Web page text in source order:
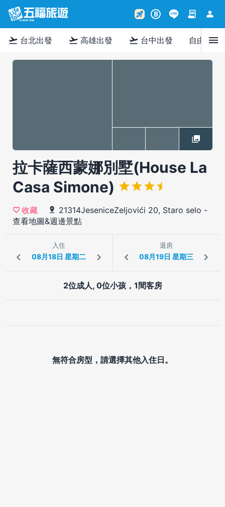
rocket_launch B contract person
flight_takeoff 台北出發 flight_takeoff 高雄出發 flight_takeoff 台中出發 自由行menu
拉卡薩西蒙娜別墅(House La
Casa Simone)
收藏 21314JeseniceZeljovići 20, Staro selo -
查看地圖&週邊景點
入住 退房
2位成人, 0位小孩，1間客房
無符合房型，請選擇其他入住日。